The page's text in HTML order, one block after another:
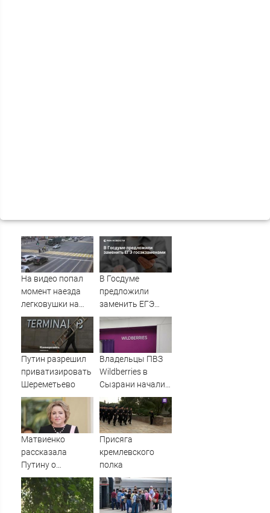
На видео попал
момент наезда
легковушки на
пешеходов, где
пострадали
минимум восемь
человек
Новости
В Госдуме
предложили
заменить ЕГЭ
госэкзаменами
Путин разрешил
приватизировать
Шереметьево
Владельцы ПВЗ
Wildberries в
Сызрани начали
выставлять
бизнес на
продажу
Матвиенко
рассказала
Путину о
появлении моды
на семью и детей
у российских
Присяга
кремлевского
полка